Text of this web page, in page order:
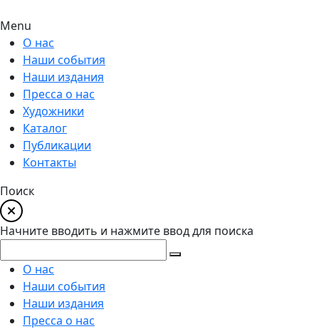
Menu
О нас
Наши события
Наши издания
Пресса о нас
Художники
Каталог
Публикации
Контакты
Поиск
Начните вводить и нажмите ввод для поиска
О нас
Наши события
Наши издания
Пресса о нас